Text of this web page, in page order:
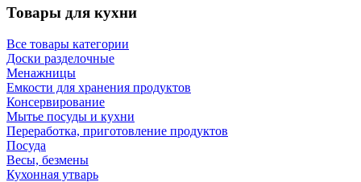
Товары для кухни
Все товары категории
Доски разделочные
Менажницы
Емкости для хранения продуктов
Консервирование
Мытье посуды и кухни
Переработка, приготовление продуктов
Посуда
Весы, безмены
Кухонная утварь